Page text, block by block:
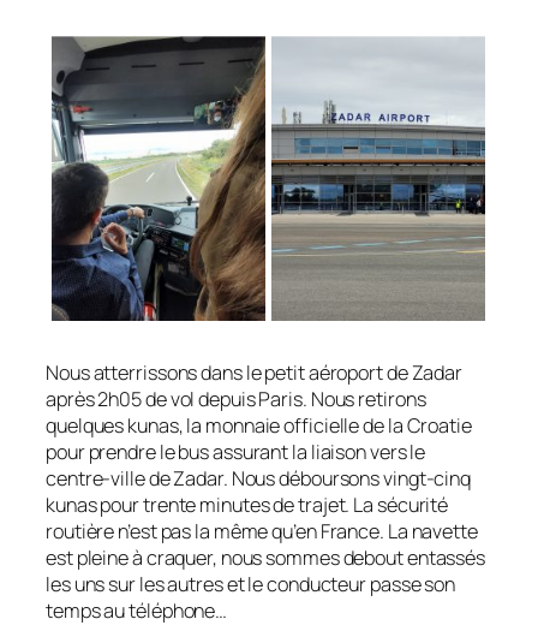
Nous atterrissons dans le petit aéroport de Zadar
après 2h05 de vol depuis Paris. Nous retirons
quelques kunas, la monnaie officielle de la Croatie
pour prendre le bus assurant la liaison vers le
centre-ville de Zadar. Nous déboursons vingt-cinq
kunas pour trente minutes de trajet. La sécurité
routière n’est pas la même qu’en France. La navette
est pleine à craquer, nous sommes debout entassés
les uns sur les autres et le conducteur passe son
temps au téléphone…